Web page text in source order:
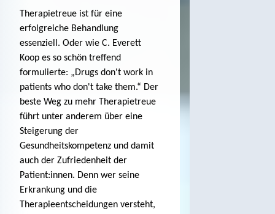
Therapietreue ist für eine
erfolgreiche Behandlung
essenziell. Oder wie C. Everett
Koop es so schön treffend
formulierte: „Drugs don't work in
patients who don't take them.“ Der
beste Weg zu mehr Therapietreue
führt unter anderem über eine
Steigerung der
Gesundheitskompetenz und damit
auch der Zufriedenheit der
Patient:innen. Denn wer seine
Erkrankung und die
Therapieentscheidungen versteht,